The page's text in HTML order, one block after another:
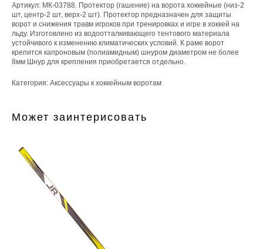
Артикул: МК-03788. Протектор (гашение) на ворота хоккейные (низ-2
шт, центр-2 шт, верх-2 шт). Протектор предназначен для защиты
ворот и снижения травм игроков при тренировках и игре в хоккей на
льду. Изготовлено из водоотталкивающего тентового материала
устойчивого к изменению климатических условий. К раме ворот
крепится капроновым (полиамидным) шнуром диаметром не более
8мм Шнур для крепления приобретается отдельно.
Категория: Аксессуары к хоккейным воротам
Может заинтерисовать